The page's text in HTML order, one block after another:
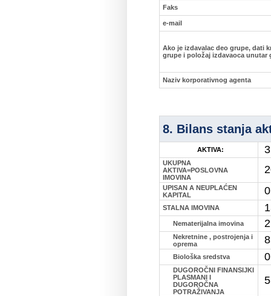
Faks
e-mail
Ako je izdavalac deo grupe, dati
grupe i položaj izdavaoca unutar
Naziv korporativnog agenta
8. Bilans stanja
AKTIVA:
UKUPNA
AKTIVA=POSLOVNA
IMOVINA
UPISAN A NEUPLAĆEN
KAPITAL
0
STALNA IMOVINA
Nematerijalna imovina
Nekretnine , postrojenja i
oprema
Biološka sredstva 0
DUGOROČNI FINANSIJKI
PLASMANI I
DUGOROČNA
POTRAŽIVANJA